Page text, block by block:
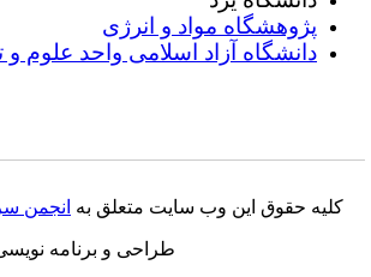
پژوهشگاه مواد و انرژی
دانشگاه آزاد اسلامی واحد علوم و
کلیه حقوق این وب سایت متعلق بهانجمن
طراحی و برنامه نویسی